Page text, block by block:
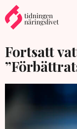
Fortsatt